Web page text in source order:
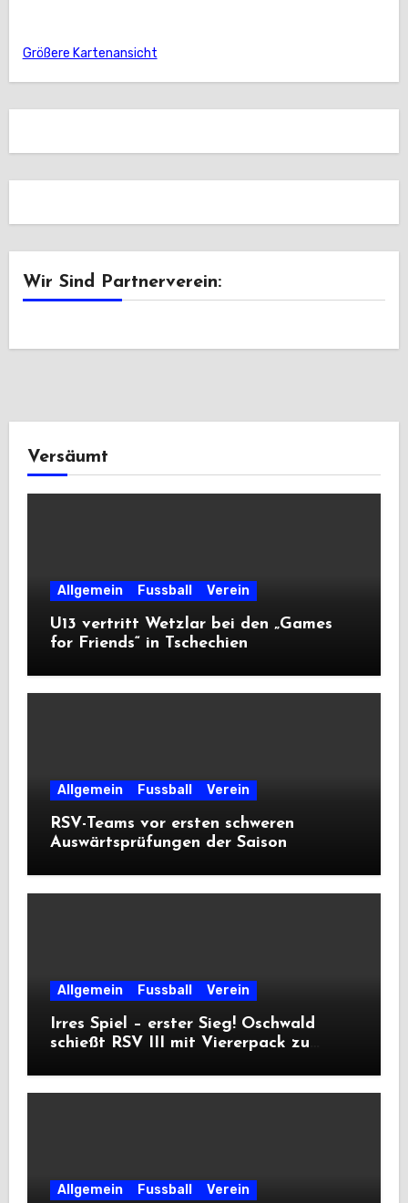
Größere Kartenansicht
Wir Sind Partnerverein:
Versäumt
Allgemein Fussball Verein
U13 vertritt Wetzlar bei den „Games
for Friends“ in Tschechien
Allgemein Fussball Verein
RSV-Teams vor ersten schweren
Auswärtsprüfungen der Saison
Allgemein Fussball Verein
Irres Spiel – erster Sieg! Oschwald
schießt RSV III mit Viererpack zu
Allgemein Fussball Verein